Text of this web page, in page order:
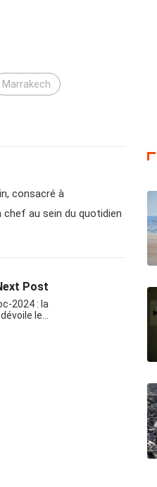
Marrakech
consacré à
chef au sein du quotidien
Post
2024 : la
le…